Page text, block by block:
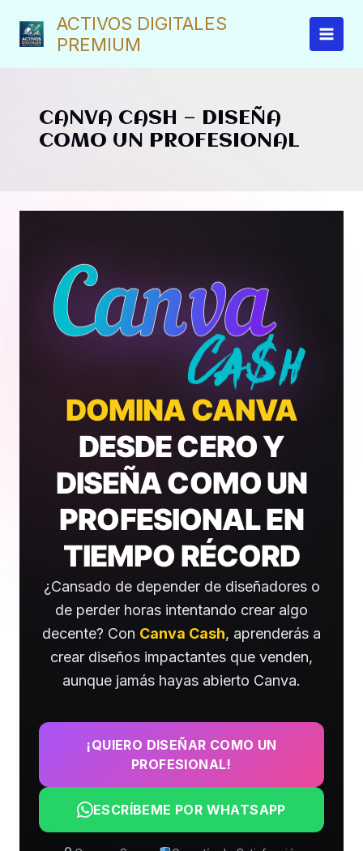
contenido
ACTIVOS DIGITALES
PREMIUM
CANVA CASH — DISEÑA
COMO UN PROFESIONAL
DOMINA CANVA
DESDE CERO Y
DISEÑA COMO UN
PROFESIONAL EN
TIEMPO RÉCORD
¿Cansado de depender de diseñadores o
de perder horas intentando crear algo
decente? Con Canva Cash, aprenderás a
crear diseños impactantes que venden,
aunque jamás hayas abierto Canva.
¡QUIERO DISEÑAR COMO UN
PROFESIONAL!
ESCRÍBEME POR WHATSAPP